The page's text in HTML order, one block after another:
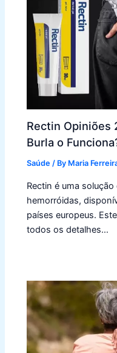
Rectin Opiniões
Burla o
Saúde / By Maria
Rectin é uma
hemorróidas,
países europeus.
todos os detalhes…